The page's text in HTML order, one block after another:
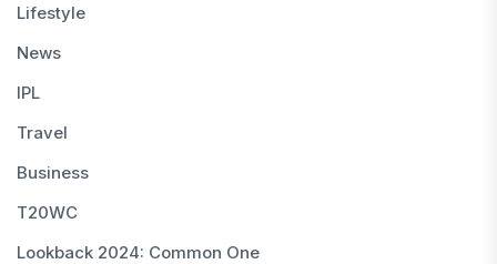
Lifestyle
News
IPL
Travel
Business
T20WC
Lookback 2024: Common One